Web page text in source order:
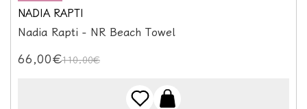
NADIA RAPTI
Nadia Rapti - NR Beach Towel
66,00€110,00€